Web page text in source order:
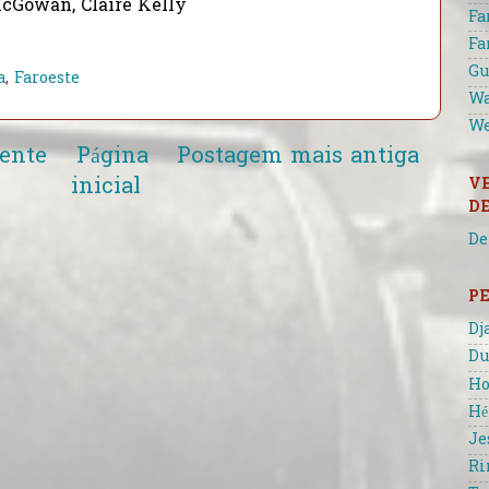
Claire Kelly
, Faroeste
Postagem mais antiga
Página
inicial